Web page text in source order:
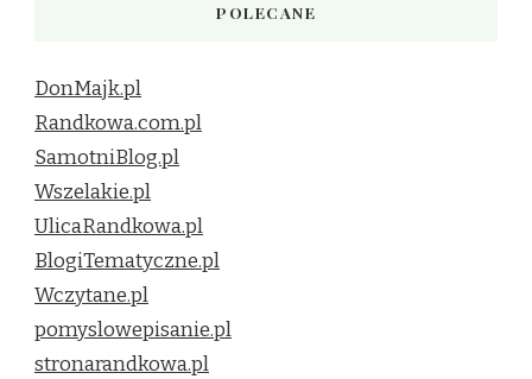
POLECANE
DonMajk.pl
Randkowa.com.pl
SamotniBlog.pl
Wszelakie.pl
UlicaRandkowa.pl
BlogiTematyczne.pl
Wczytane.pl
pomyslowepisanie.pl
stronarandkowa.pl